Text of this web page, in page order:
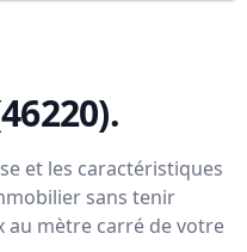
.
et les caractéristiques
sans tenir
au mètre carré de votre